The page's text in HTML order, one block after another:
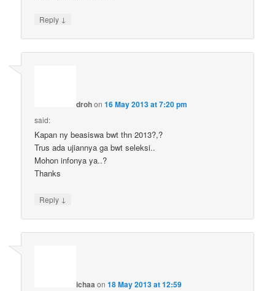
Reply ↓
drohon16 May 2013 at 7:20 pm
said:
Kapan ny beasiswa bwt thn 2013?,?
Trus ada ujiannya ga bwt seleksi..
Mohon infonya ya..?
Thanks
Reply ↓
ichaa on18 May 2013 at 12:59